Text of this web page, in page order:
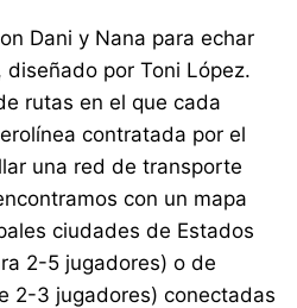
Dani y Nana para echar
diseñado por Toni López.
rutas en el que cada
contratada por el
una red de transporte
con un mapa
ciudades de Estados
2-5 jugadores) o de
2-3 jugadores) conectadas